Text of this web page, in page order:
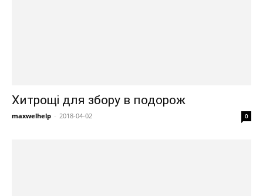
Хитрощі для збору в подорож
maxwelhelp - 2018-04-02 0